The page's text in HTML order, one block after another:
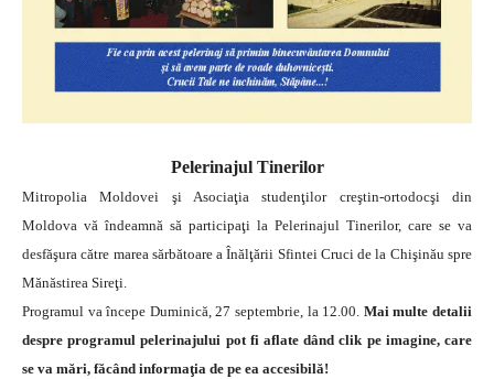
Pelerinajul Tinerilor
Mitropolia Moldovei şi Asociaţia studenţilor creştin-ortodocşi din
Moldova vă îndeamnă să participaţi la Pelerinajul Tinerilor, care se va
desfăşura către marea sărbătoare a Înălţării Sfintei Cruci de la Chişinău spre
Mănăstirea Sireţi.
Programul va începe Duminică, 27 septembrie, la 12.00. Mai multe detalii
despre programul pelerinajului pot fi aflate dând clik pe imagine, care
se va mări, făcând informaţia de pe ea accesibilă!